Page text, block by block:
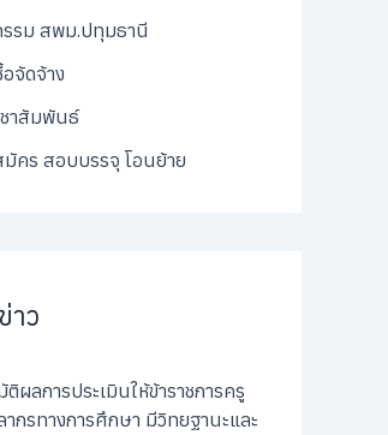
รรม สพม.ปทุมธานี
จัดจ้าง
ชาสัมพันธ์
มัคร สอบบรรจุ โอนย้าย
าว
ผลการประเมินให้ข้าราชการครู
ากรทางการศึกษา มีวิทยฐานะและ